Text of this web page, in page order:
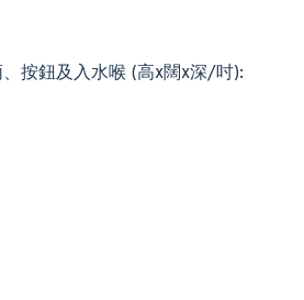
按鈕及入水喉 (高x闊x深/吋):